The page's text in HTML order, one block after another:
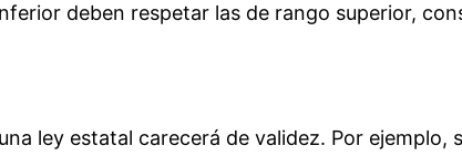
deben respetar las de rango superior,
ley estatal carecerá de validez. Por